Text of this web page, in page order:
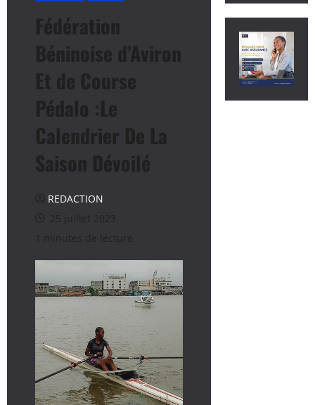
Fédération
Béninoise d’Aviron
Et de Course
Pédalo :Le
Calendrier De La
Saison Dévoilé
REDACTION
25 juillet 2023
1 minutes de lecture